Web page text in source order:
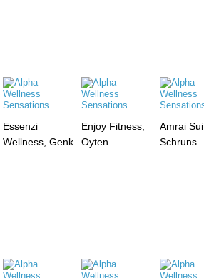
Essenzi
Wellness, Genk
Enjoy Fitness,
Oyten
Amrai
Schruns